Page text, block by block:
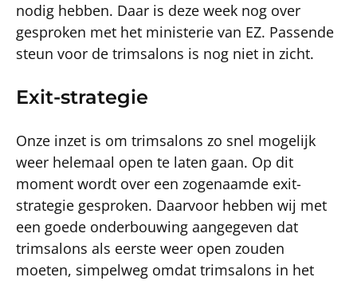
nodig hebben. Daar is deze week nog over
gesproken met het ministerie van EZ. Passende
steun voor de trimsalons is nog niet in zicht.
Exit-strategie
Onze inzet is om trimsalons zo snel mogelijk
weer helemaal open te laten gaan. Op dit
moment wordt over een zogenaamde exit-
strategie gesproken. Daarvoor hebben wij met
een goede onderbouwing aangegeven dat
trimsalons als eerste weer open zouden
moeten, simpelweg omdat trimsalons in het